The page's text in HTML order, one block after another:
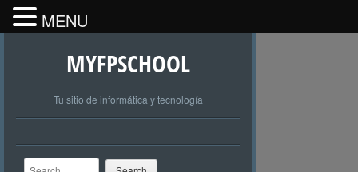
MYFPSCHOOL
Tu sitio de informática y tecnología
Search
MENU